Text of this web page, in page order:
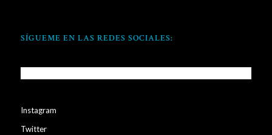
SÍGUEME EN LAS REDES SOCIALES:
Instagram
Twitter